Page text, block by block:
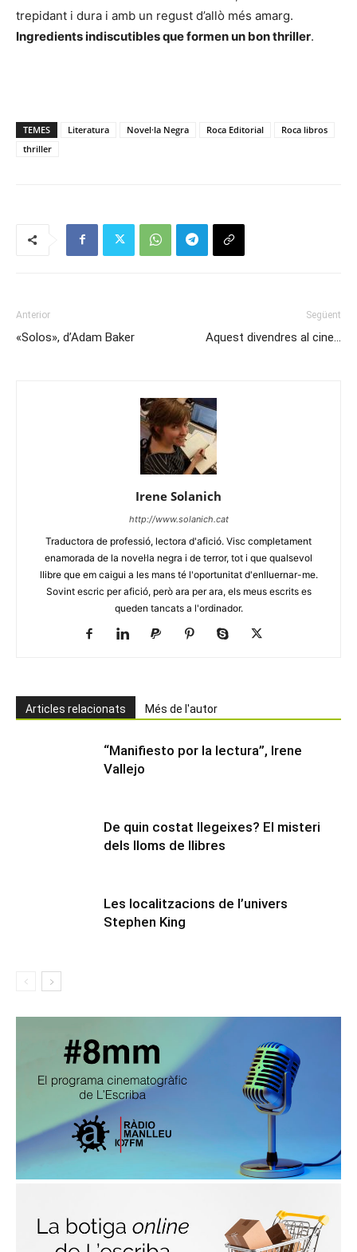
trepidant i dura i amb un regust d’allò més amarg.
Ingredients indiscutibles que formen un bon thriller.
TEMES Literatura Novel·la Negra Roca Editorial
Roca libros
thriller
Anterior
«Solos», d’Adam Baker
Següent
Aquest divendres al cine…
Irene Solanich
http://www.solanich.cat
Traductora de professió, lectora d'afició. Visc completament
enamorada de la novel·la negra i de terror, tot i que qualsevol
llibre que em caigui a les mans té l'oportunitat d'enlluernar-me.
Sovint escric per afició, però ara per ara, els meus escrits es
queden tancats a l'ordinador.
Articles relacionats Més de l'autor
“Manifiesto por la lectura”, Irene
Vallejo
De quin costat llegeixes? El misteri
dels lloms de llibres
Les localitzacions de l’univers
Stephen King